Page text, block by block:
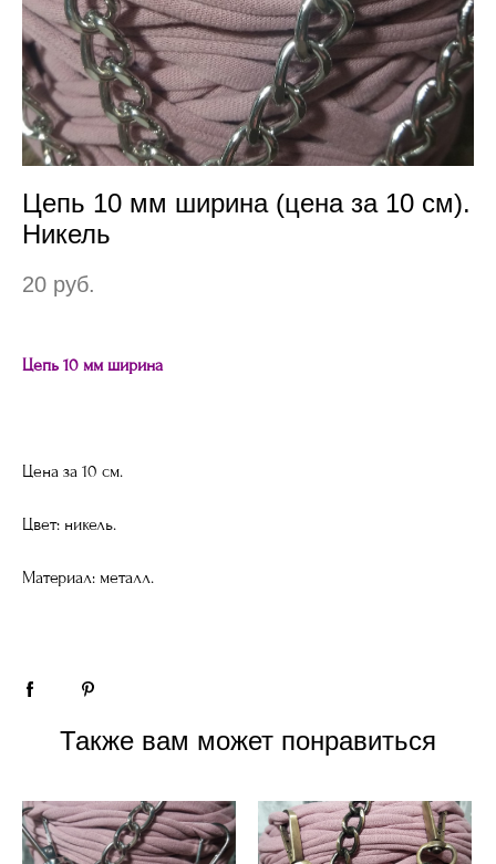
Цепь 10 мм ширина (цена за 10 см).
Никель
20 pуб.
Цепь 10 мм ширина
Цена за 10 см.
Цвет: никель.
Материал: металл.
Также вам может понравиться